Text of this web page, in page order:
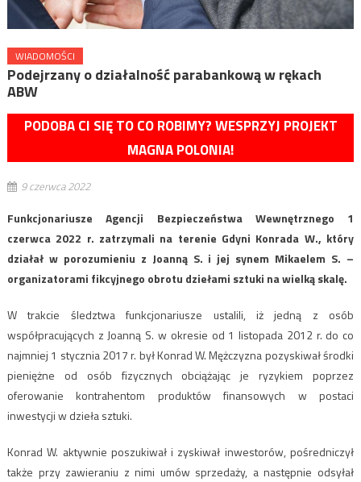
WIADOMOŚCI
Podejrzany o działalność parabankową w rękach
ABW
PODOBA CI SIĘ TO CO ROBIMY? WESPRZYJ PROJEKT
MAGNA POLONIA!
9 czerwca 2022
Funkcjonariusze Agencji Bezpieczeństwa Wewnętrznego 1
czerwca 2022 r. zatrzymali na terenie Gdyni Konrada W., który
działał w porozumieniu z Joanną S. i jej synem Mikaelem S. –
organizatorami fikcyjnego obrotu dziełami sztuki na wielką skalę.
W trakcie śledztwa funkcjonariusze ustalili, iż jedną z osób
współpracujących z Joanną S. w okresie od 1 listopada 2012 r. do co
najmniej 1 stycznia 2017 r. był Konrad W. Mężczyzna pozyskiwał środki
pieniężne od osób fizycznych obciążając je ryzykiem poprzez
oferowanie kontrahentom produktów finansowych w postaci
inwestycji w dzieła sztuki.
Konrad W. aktywnie poszukiwał i zyskiwał inwestorów, pośredniczył
także przy zawieraniu z nimi umów sprzedaży, a następnie odsyłał